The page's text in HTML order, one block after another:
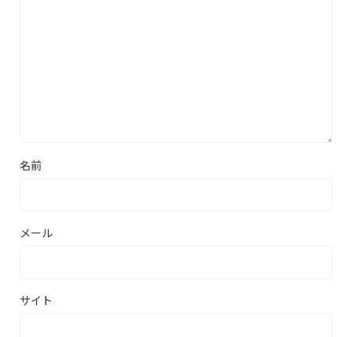
名前
メール
サイト